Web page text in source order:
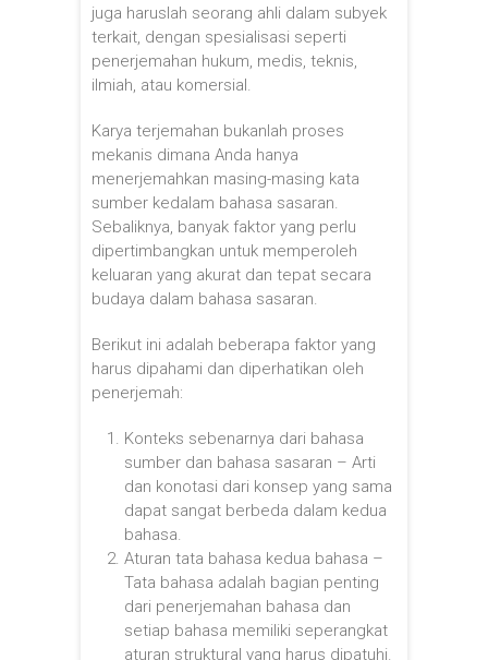
juga haruslah seorang ahli dalam subyek
terkait, dengan spesialisasi seperti
penerjemahan hukum, medis, teknis,
ilmiah, atau komersial.
Karya terjemahan bukanlah proses
mekanis dimana Anda hanya
menerjemahkan masing-masing kata
sumber kedalam bahasa sasaran.
Sebaliknya, banyak faktor yang perlu
dipertimbangkan untuk memperoleh
keluaran yang akurat dan tepat secara
budaya dalam bahasa sasaran.
Berikut ini adalah beberapa faktor yang
harus dipahami dan diperhatikan oleh
penerjemah:
Konteks sebenarnya dari bahasa
sumber dan bahasa sasaran – Arti
dan konotasi dari konsep yang sama
dapat sangat berbeda dalam kedua
bahasa.
Aturan tata bahasa kedua bahasa –
Tata bahasa adalah bagian penting
dari penerjemahan bahasa dan
setiap bahasa memiliki seperangkat
aturan struktural yang harus dipatuhi.